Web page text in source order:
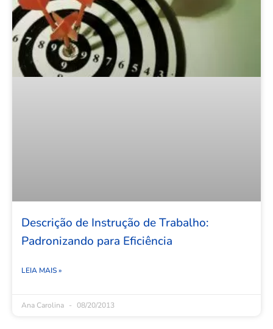
Descrição de Instrução de Trabalho:
Padronizando para Eficiência
LEIA MAIS »
Ana Carolina 08/20/2013